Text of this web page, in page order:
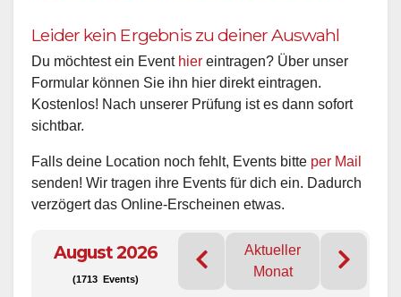
Leider kein Ergebnis zu deiner Auswahl
Du möchtest ein Event hier eintragen? Über unser
Formular können Sie ihn hier direkt eintragen.
Kostenlos! Nach unserer Prüfung ist es dann sofort
sichtbar.
Falls deine Location noch fehlt, Events bitte per Mail
senden! Wir tragen ihre Events für dich ein. Dadurch
verzögert das Online-Erscheinen etwas.
August 2026
(1713 Events)
Aktueller
Monat